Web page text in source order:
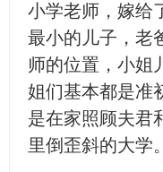
小学老师，嫁给
最小的儿子，老
师的位置，小姐
姐们基本都是准
是在家照顾夫君
里倒歪斜的大学